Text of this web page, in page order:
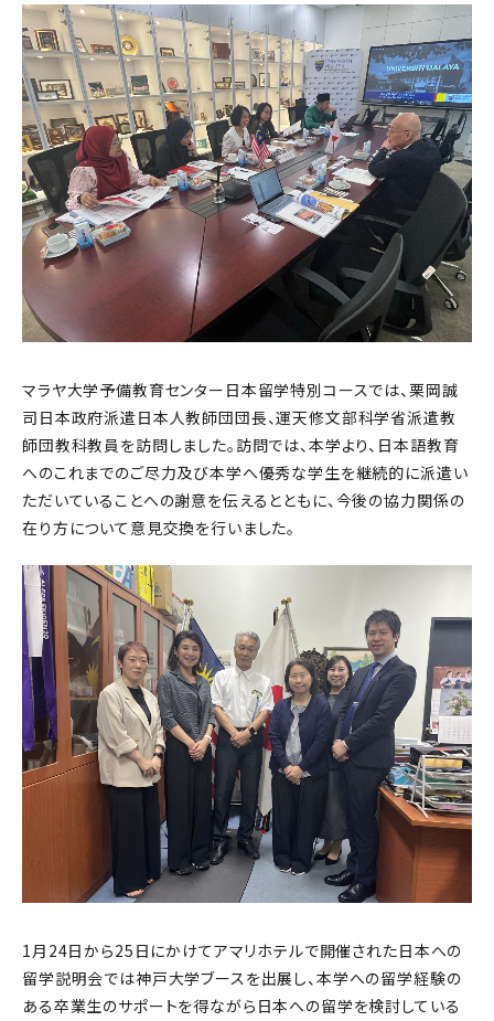
マラヤ大学予備教育センター日本留学特別コースでは、栗岡誠
司日本政府派遣日本人教師団団長、運天修文部科学省派遣教
師団教科教員を訪問しました。訪問では、本学より、日本語教育
へのこれまでのご尽力及び本学へ優秀な学生を継続的に派遣い
ただいていることへの謝意を伝えるとともに、今後の協力関係の
在り方について意見交換を行いました。
1月24日から25日にかけてアマリホテルで開催された日本への
留学説明会では神戸大学ブースを出展し、本学への留学経験の
ある卒業生のサポートを得ながら日本への留学を検討している